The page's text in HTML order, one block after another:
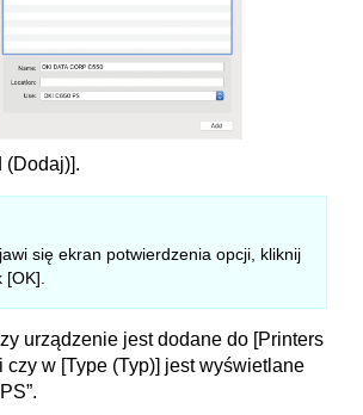
(Dodaj)].
się ekran potwierdzenia opcji, kliknij
[OK].
urządzenie jest dodane do [Printers
czy w [Type (Typ)] jest wyświetlane